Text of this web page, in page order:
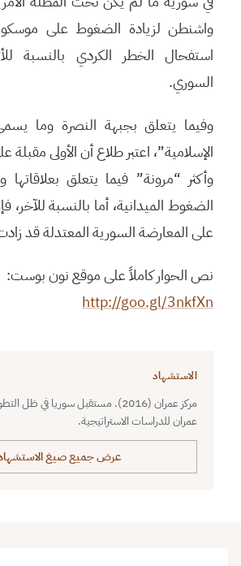
واشنطن لزيادة الضغوط على
استفحال الخطر الكردي بالنسبة
السوري.
وفيما يتعلق بجبهة النصرة وما
الإسلامية”، اعتبر طلاع أن الأولى
وأكثر “مرونة” فيما يتعلق بعلاقاتها
الضغوط الميدانية، أما بالنسبة للآخر،
على المعارضة السورية المعتدلة قد
نص الحوار كاملاً على موقع نون بوست:
http://goo.gl/3nkfXn
الاستشهاد
مركز عمران (2016). مستقبل سوريا في ظل
عمران للدراسات الاستراتيجية.
عرض جميع صيغ